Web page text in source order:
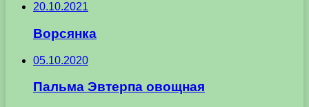
20.10.2021
Ворсянка
05.10.2020
Пальма Эвтерпа овощная